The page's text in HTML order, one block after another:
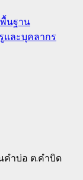
นฐาน
และบุคลากร
คำบ่อ ต.คำบิด